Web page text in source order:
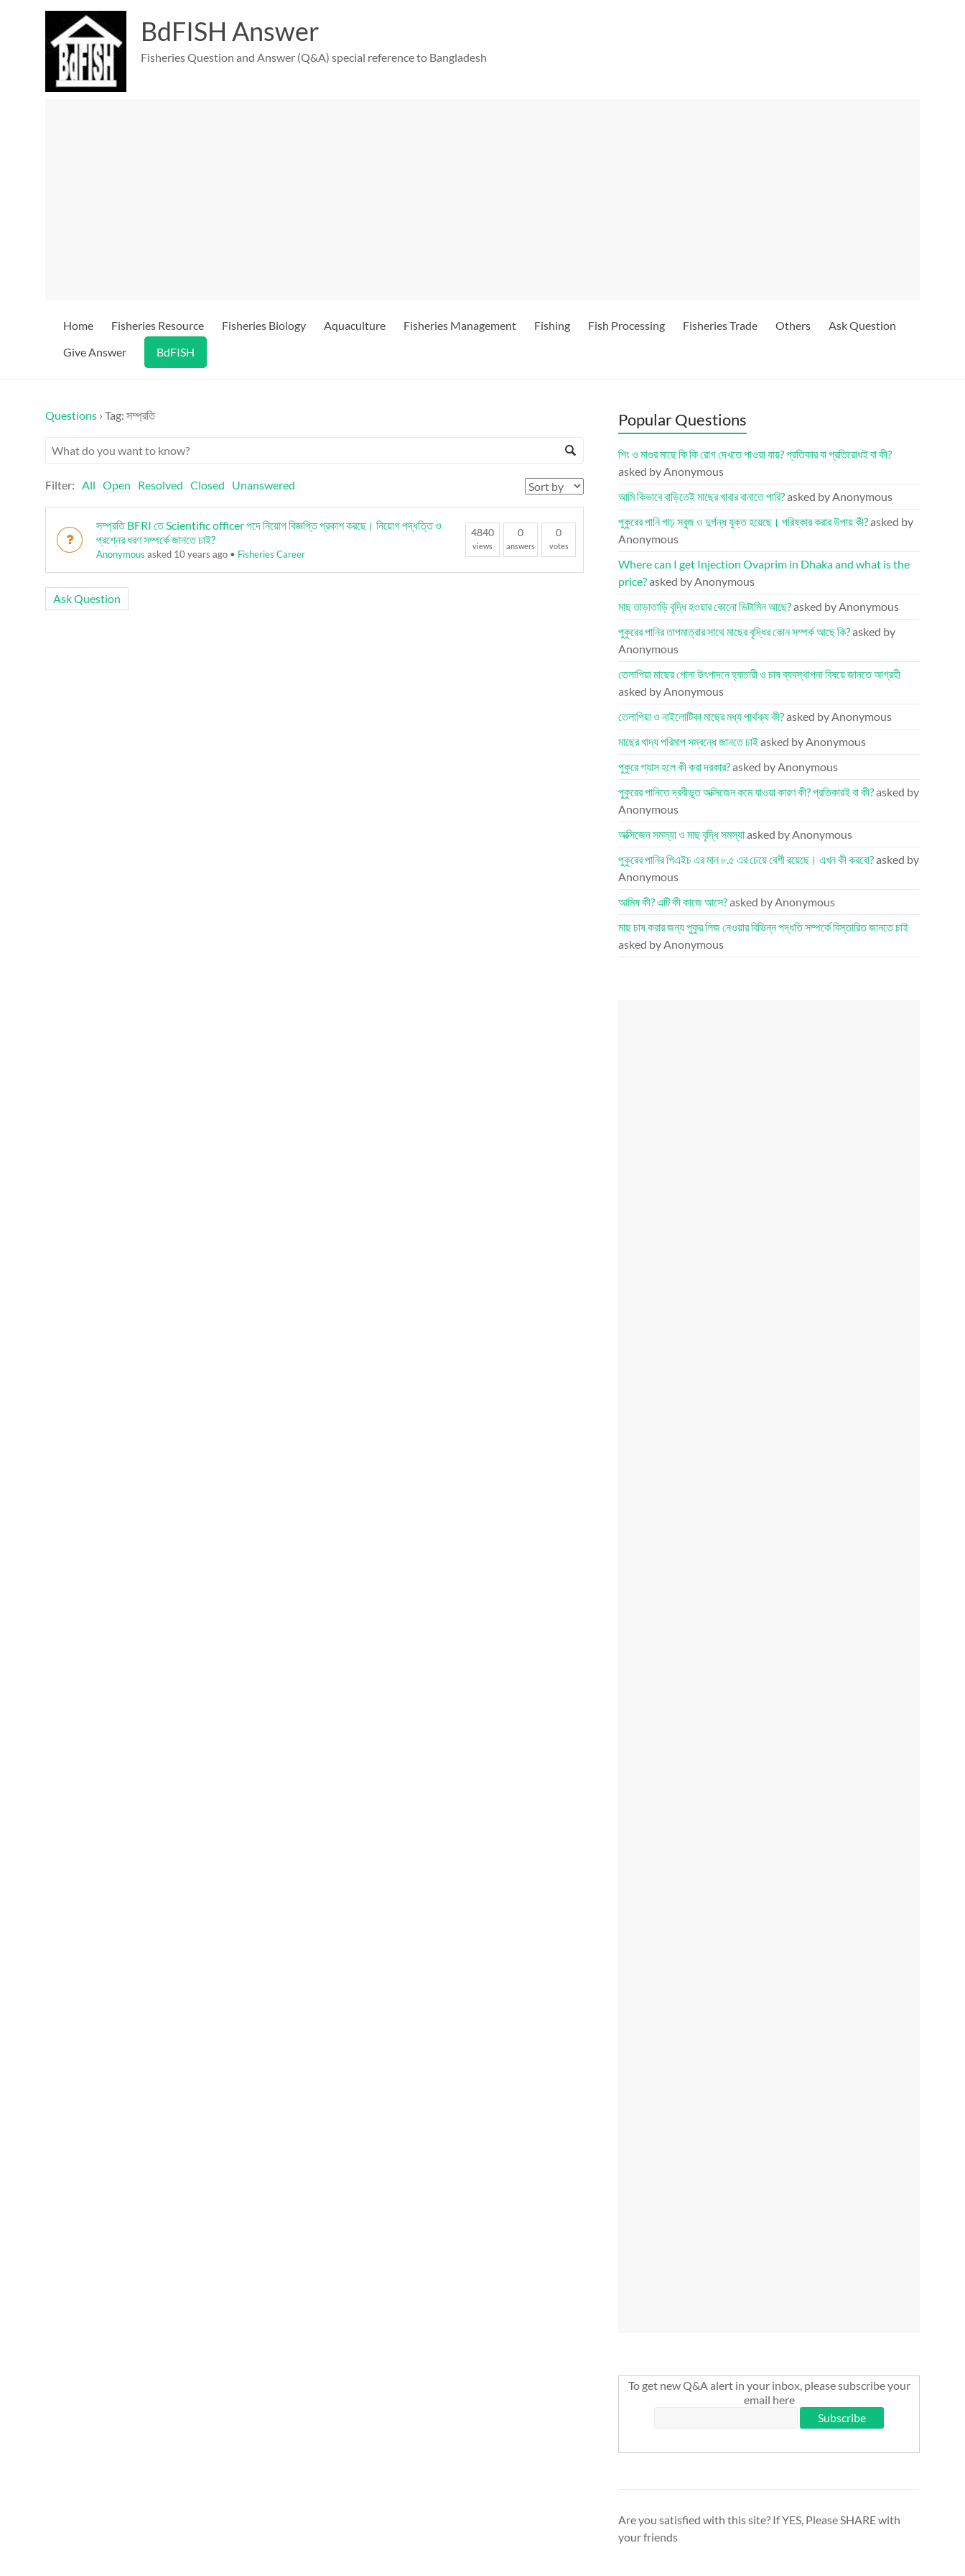
BdFISH Answer
Fisheries Question and Answer (Q&A) special reference to Bangladesh
Home Fisheries Resource Fisheries Biology Aquaculture Fisheries Management Fishing Fish Processing Fisheries Trade Others
Ask Question
Give Answer
BdFISH
Questions › Tag: সম্প্রতি
Filter: All Open Resolved Closed Unanswered
সম্প্রতি BFRI তে Scientific officer পদে নিয়োগ বিজ্ঞপ্তি প্রকাশ করছে। নিয়োগ পদ্ধত্তি ও
প্রশ্নের ধরণ সম্পর্কে জানতে চাই?
Anonymous asked 10 years ago • Fisheries Career
4840
views
0
answers
0
votes
Ask Question
Popular Questions
শিং ও মাগুর মাছে কি কি রোগ দেখতে পাওয়া যায়? প্রতিকার বা প্রতিরোধই বা কী?
asked by Anonymous
আমি কিভাবে বাড়িতেই মাছের খাবার বানাতে পারি?asked by Anonymous
পুকুরের পানি গাঢ় সবুজ ও দুর্গন্ধ যুক্ত হয়েছে। পরিষ্কার করার উপায় কী?asked by
Anonymous
Where can I get Injection Ovaprim in Dhaka and what is the
price?asked by Anonymous
মাছ তাড়াতাড়ি বৃদ্ধি হওয়ার কোনো ভিটামিন আছে?asked by Anonymous
পুকুরের পানির তাপমাত্রার সাথে মাছের বৃদ্ধির কোন সম্পর্ক আছে কি?asked by
Anonymous
তেলাপিয়া মাছের পোনা উৎপাদনে হ্যাচারী ও চাষ ব্যবস্থাপনা বিষয়ে জানতে আগ্রহী
asked by Anonymous
তেলাপিয়া ও নাইলোটিকা মাছের মধ্য পার্থক্য কী?asked by Anonymous
মাছের খাদ্য পরিমাপ সম্বন্ধে জানতে চাইasked by Anonymous
পুকুরে গ্যাস হলে কী করা দরকার?asked by Anonymous
পুকুরের পানিতে দ্রবীভূত অক্সিজেন কমে যাওয়া কারণ কী? প্রতিকারই বা কী?asked by
Anonymous
অক্সিজেন সমস্যা ও মাছ বৃদ্ধি সমস্যাasked by Anonymous
পুকুরের পানির পিএইচ এর মান ৮.৫ এর চেয়ে বেশী রয়েছে। এখন কী করবো?asked by
Anonymous
আমিষ কী? এটি কী কাজে আসে?asked by Anonymous
মাছ চাষ করার জন্য পুকুর লিজ নেওয়ার বিভিন্ন পদ্ধতি সম্পর্কে বিস্তারিত জানতে চাই
asked by Anonymous
To get new Q&A alert in your inbox, please subscribe your
email here
Are you satisfied with this site? If YES, Please SHARE with
your friends